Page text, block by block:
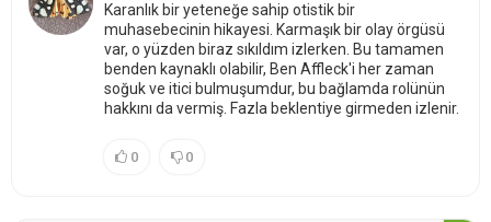
Karanlık bir yeteneğe sahip otistik bir
muhasebecinin hikayesi. Karmaşık bir olay örgüsü
var, o yüzden biraz sıkıldım izlerken. Bu tamamen
benden kaynaklı olabilir, Ben Affleck'i her zaman
soğuk ve itici bulmuşumdur, bu bağlamda rolünün
hakkını da vermiş. Fazla beklentiye girmeden izlenir.
0 0